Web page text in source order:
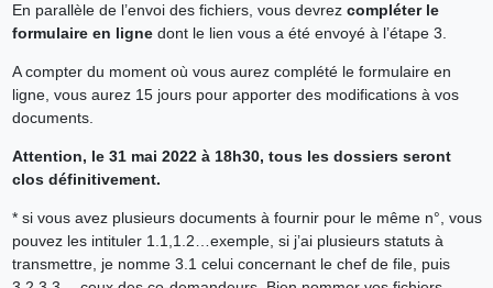
En parallèle de l’envoi des fichiers, vous devrez compléter le
formulaire en lignedont le lien vous a été envoyé à l’étape 3.
A compter du moment où vous aurez complété le formulaire en
ligne, vous aurez 15 jours pour apporter des modifications à vos
documents.
Attention, le 31 mai 2022 à 18h30, tous les dossiers seront
clos définitivement.
* si vous avez plusieurs documents à fournir pour le même n°, vous
pouvez les intituler 1.1,1.2…exemple, si j’ai plusieurs statuts à
transmettre, je nomme 3.1 celui concernant le chef de file, puis